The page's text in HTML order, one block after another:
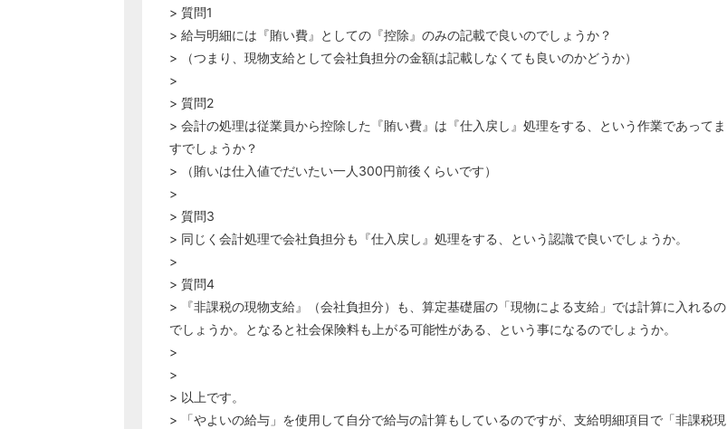
> 質問1
> 給与明細には『賄い費』としての『控除』のみの記載で良いのでしょうか？
> （つまり、現物支給として会社負担分の金額は記載しなくても良いのかどうか）
>
> 質問2
> 会計の処理は従業員から控除した『賄い費』は『仕入戻し』処理をする、という作業であってま
すでしょうか？
> （賄いは仕入値でだいたい一人300円前後くらいです）
>
> 質問3
> 同じく会計処理で会社負担分も『仕入戻し』処理をする、という認識で良いでしょうか。
>
> 質問4
> 『非課税の現物支給』（会社負担分）も、算定基礎届の「現物による支給」では計算に入れるの
でしょうか。となると社会保険料も上がる可能性がある、という事になるのでしょうか。
>
>
> 以上です。
> 「やよいの給与」を使用して自分で給与の計算もしているのですが、支給明細項目で「非課税現